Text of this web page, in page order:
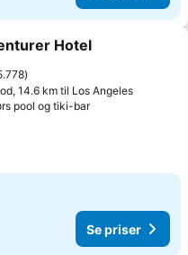
til favoritter
Hotel
14.6 km til Los Angeles
pool og tiki-barSe priser
Se priser